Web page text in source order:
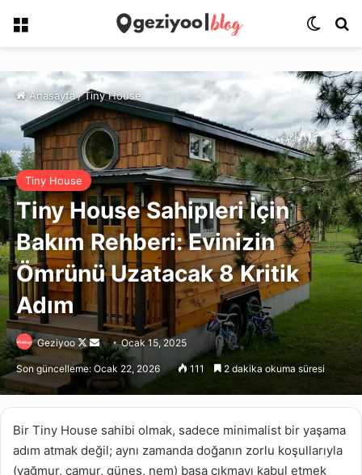
Menü Dış
Anasayfa/Tiny House
Tiny House
Tiny House Sahipleri İçin
Bakım Rehberi: Evinizin
Ömrünü Uzatacak 8 Kritik
Adım
Geziyoo
Follow
on
X
Bir
e-
posta
Ocak 15, 2025
Son güncelleme: Ocak 22, 2026 111 2 dakika okuma süresi
Bir Tiny House sahibi olmak, sadece minimalist bir yaşama
adım atmak değil; aynı zamanda doğanın zorlu koşullarıyla
(yağmur, çamur, güneş, nem) başa çıkmayı kabul etmek